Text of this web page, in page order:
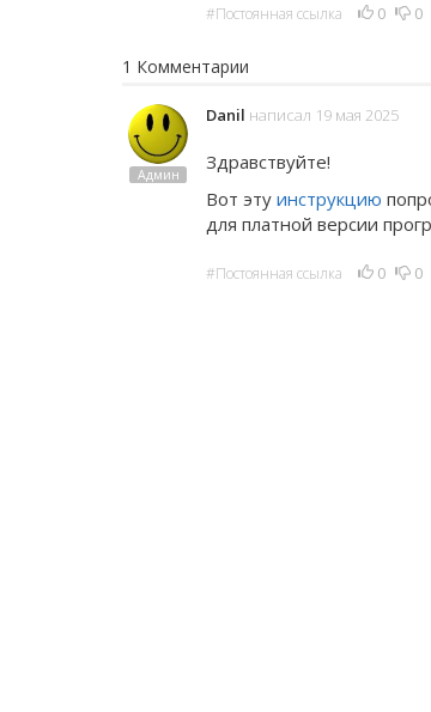
#Постоянная ссылка 0 0
1 Комментарии
Админ
Danil написал 19 мая 2025
Здравствуйте!
Вот эту инструкцию
для платной версии
#Постоянная ссылка 0 0